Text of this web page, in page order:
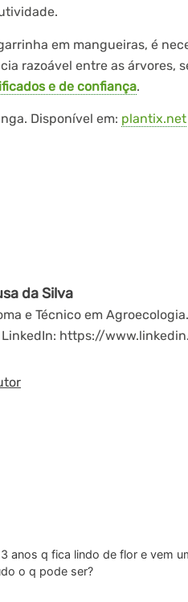
em mangueiras, é
razoável entre as árvores,
e de confiança.
Disponível em: plantix.net
da Silva
e Técnico em
LinkedIn: https://
anos q fica lindo de flor e vem
o q pode ser?